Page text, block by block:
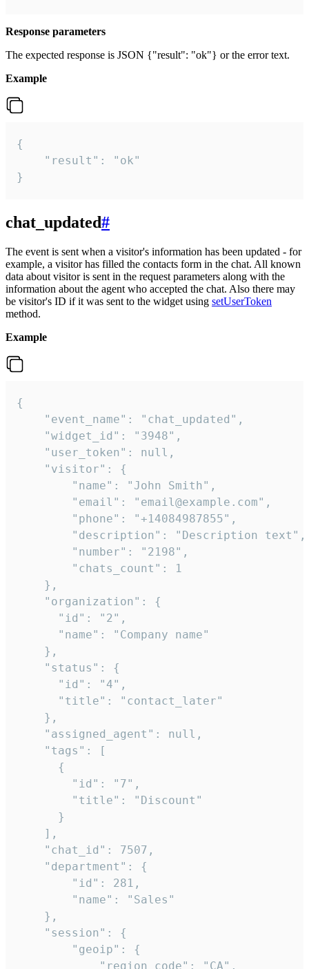
Response parameters
The expected response is JSON {"result": "ok"} or the error text.
Example
{
    "result": "ok"
}
chat_updated#
The event is sent when a visitor's information has been updated - for
example, a visitor has filled the contacts form in the chat. All known
data about visitor is sent in the request parameters along with the
information about the agent who accepted the chat. Also there may
be visitor's ID if it was sent to the widget using setUserToken
method.
Example
{
    "event_name": "chat_updated",
    "widget_id": "3948",
    "user_token": null,
    "visitor": {
        "name": "John Smith",
        "email": "email@example.com",
        "phone": "+14084987855",
        "description": "Description text",
        "number": "2198",
        "chats_count": 1
    },
    "organization": {
      "id": "2",
      "name": "Company name"
    },
    "status": {
      "id": "4",
      "title": "contact_later"
    },
    "assigned_agent": null,
    "tags": [
      {
        "id": "7",
        "title": "Discount"
      }
    ],
    "chat_id": 7507,
    "department": {
        "id": 281,
        "name": "Sales"
    },
    "session": {
        "geoip": {
            "region_code": "CA",